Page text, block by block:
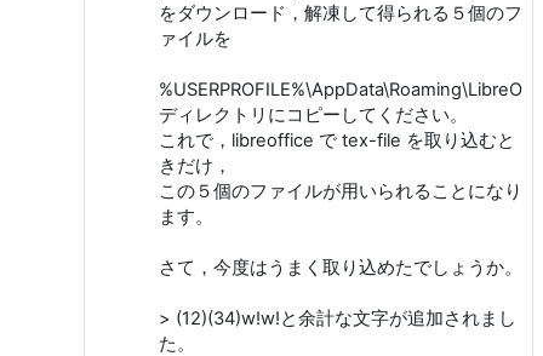
をダウンロード，解凍して得られる５個のフ
ァイルを
ディレクトリにコピーしてください。
これで，libreoffice で tex-file を取り込むと
きだけ，
この５個のファイルが用いられることになり
ます。
さて，今度はうまく取り込めたでしょうか。
> (12)(34)w!w!と余計な文字が追加されまし
た。